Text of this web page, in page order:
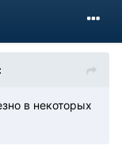
в некоторых